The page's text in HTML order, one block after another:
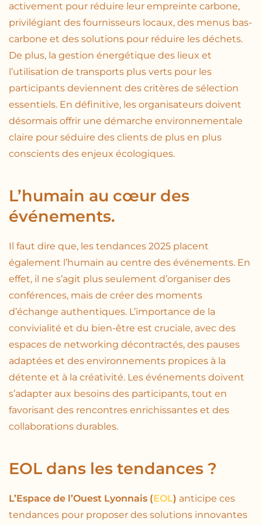
activement pour réduire leur empreinte carbone,
privilégiant des fournisseurs locaux, des menus bas-
carbone et des solutions pour réduire les déchets.
De plus, la gestion énergétique des lieux et
l’utilisation de transports plus verts pour les
participants deviennent des critères de sélection
essentiels. En définitive, les organisateurs doivent
désormais offrir une démarche environnementale
claire pour séduire des clients de plus en plus
conscients des enjeux écologiques.
L’humain au cœur des
événements.
Il faut dire que, les tendances 2025 placent
également l’humain au centre des événements. En
effet, il ne s’agit plus seulement d’organiser des
conférences, mais de créer des moments
d’échange authentiques. L’importance de la
convivialité et du bien-être est cruciale, avec des
espaces de networking décontractés, des pauses
adaptées et des environnements propices à la
détente et à la créativité. Les événements doivent
s’adapter aux besoins des participants, tout en
favorisant des rencontres enrichissantes et des
collaborations durables.
EOL dans les tendances ?
L’Espace de l’Ouest Lyonnais (EOL) anticipe ces
tendances pour proposer des solutions innovantes